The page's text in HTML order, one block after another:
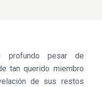
profundo pesar de
tan querido miembro
de sus restos